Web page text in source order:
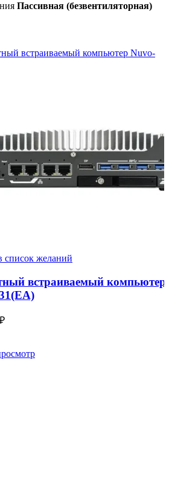
Пассивная (безвентиляторная)
список желаний
встраиваемый компьютер
₽